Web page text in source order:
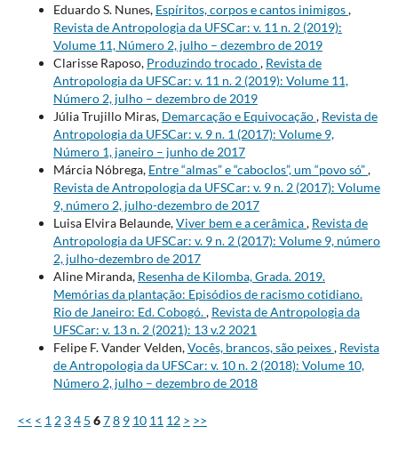
Eduardo S. Nunes, Espíritos, corpos e cantos inimigos,
Revista de Antropologia da UFSCar: v. 11 n. 2 (2019):
Volume 11, Número 2, julho – dezembro de 2019
Clarisse Raposo, Produzindo trocado, Revista de
Antropologia da UFSCar: v. 11 n. 2 (2019): Volume 11,
Número 2, julho – dezembro de 2019
Júlia Trujillo Miras, Demarcação e Equivocação, Revista de
Antropologia da UFSCar: v. 9 n. 1 (2017): Volume 9,
Número 1, janeiro – junho de 2017
Márcia Nóbrega, Entre “almas” e “caboclos”, um “povo só”,
Revista de Antropologia da UFSCar: v. 9 n. 2 (2017): Volume
9, número 2, julho-dezembro de 2017
Luisa Elvira Belaunde,Viver bem e a cerâmica, Revista de
Antropologia da UFSCar: v. 9 n. 2 (2017): Volume 9, número
2, julho-dezembro de 2017
Aline Miranda, Resenha de Kilomba, Grada. 2019.
Memórias da plantação: Episódios de racismo cotidiano.
Rio de Janeiro: Ed. Cobogó., Revista de Antropologia da
UFSCar: v. 13 n. 2 (2021): 13 v.2 2021
Felipe F. Vander Velden,Vocês, brancos, são peixes, Revista
de Antropologia da UFSCar: v. 10 n. 2 (2018): Volume 10,
Número 2, julho – dezembro de 2018
<< < 1 2 34 5 678 9 10 11 12 > >>